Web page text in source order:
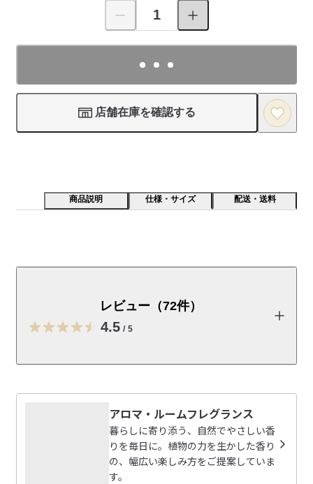
店舗在庫を確認する
商品説明 仕様・サイズ 配送・送料
し、みずみずしく華やかな香りに仕上げました。　合成
香料無添加_/_無着色_/_無鉱物油_/_パラベンフリー_/_
的に反応させた成分を含みます
【価格改定のお知らせ】 ネットストア価格改定日：2026年9月4
原材料費・物流費の高騰および為替変動の影響により、一部商
品の価格改定(値上げ)を予定しています。
価格改定日の前後には、新旧価格が記載された商品が混在する
ため、商品画像やお届けする商品のパッケージ・タグに記載さ
レビュー（72件）
4.5 / 5
アロマ・ルームフレグランス
暮らしに寄り添う、自然でやさしい香
りを毎日に。植物の力を生かした香り
の、幅広い楽しみ方をご提案していま
す。